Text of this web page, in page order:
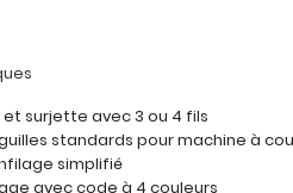
surjette avec 3 ou 4 fils
standards pour machine à
simplifié
avec code à 4 couleurs